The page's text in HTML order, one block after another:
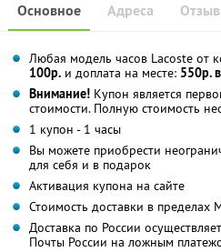
Основное Адреса
Любая модель часов Lacoste от
100р. и доплата на месте: 550р.
Внимание! Купон является
стоимости. Полную стоимость
1 купон - 1 часы
Вы можете приобрести
для себя и в подарок
Активация купона на сайте
Стоимость доставки в
Доставка по России
Почты России на ложным